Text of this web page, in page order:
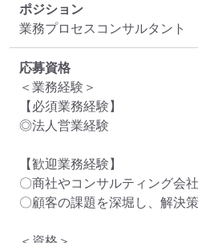
ポジション
業務プロセスコンサルタント
応募資格
＜業務経験＞
【必須業務経験】
◎法人営業経験
【歓迎業務経験】
〇商社やコンサルティング会
〇顧客の課題を深堀し、解決